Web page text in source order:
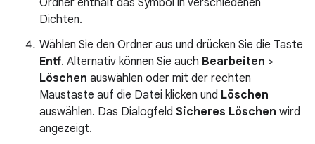
Dichten.
Wählen Sie den Ordner aus und drücken Sie die Taste
Entf. Alternativ können Sie auch Bearbeiten >
Löschen auswählen oder mit der rechten
Maustaste auf die Datei klicken und Löschen
auswählen. Das Dialogfeld Sicheres Löschen wird
angezeigt.